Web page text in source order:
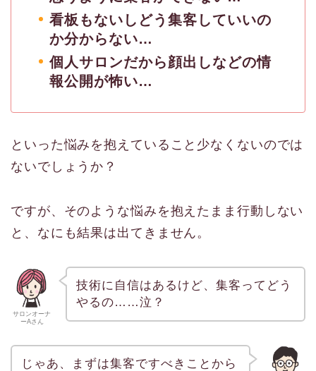
看板もないしどう集客していいの
か分からない…
個人サロンだから顔出しなどの情
報公開が怖い…
といった悩みを抱えていること少なくないのでは
ないでしょうか？
ですが、そのような悩みを抱えたまま行動しない
と、なにも結果は出てきません。
サロンオーナ
ーAさん
技術に自信はあるけど、集客ってどう
やるの……泣？
じゃあ、まずは集客ですべきことから